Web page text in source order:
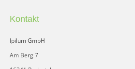
FAQ
Kontakt
Ipilum GmbH
Am Berg 7